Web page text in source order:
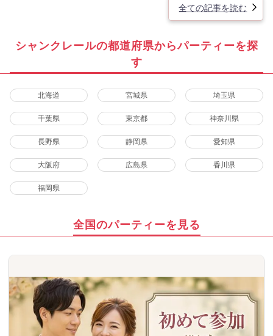
全ての記事を読む
シャンクレールの都道府県からパーティーを探
す
北海道 宮城県 埼玉県
千葉県 東京都 神奈川県
長野県 静岡県 愛知県
大阪府 広島県 香川県
福岡県
全国のパーティーを見る